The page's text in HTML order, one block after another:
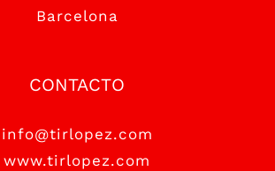
Barcelona
CONTACTO
info@tirlopez.com
www.tirlopez.com